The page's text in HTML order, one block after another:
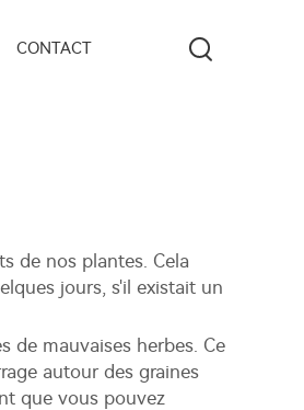
CONTACT
de nos plantes. Cela
jours, s'il existait un
de mauvaises herbes. Ce
autour des graines
que vous pouvez